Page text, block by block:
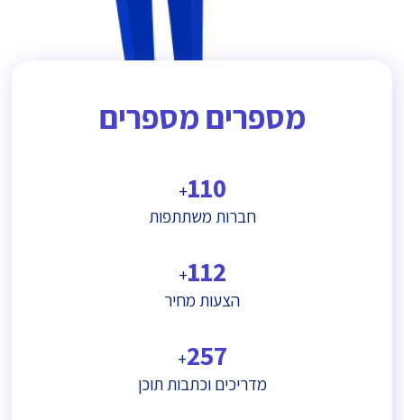
מספרים מספרים
110
+
חברות משתתפות
112
+
הצעות מחיר
257
+
מדריכים וכתבות תוכן